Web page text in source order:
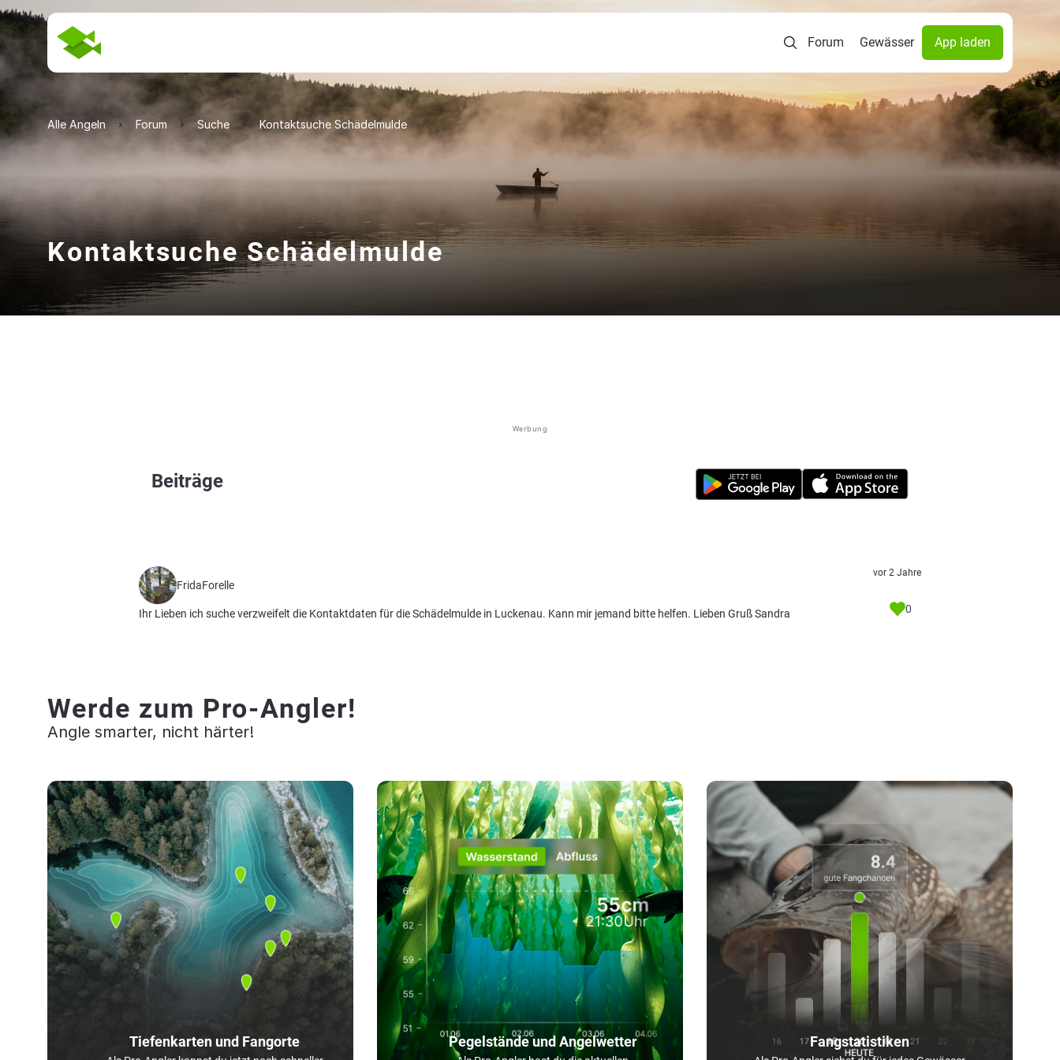
Forum Gewässer App laden
Alle Angeln Forum Suche Kontaktsuche Schädelmulde
Kontaktsuche Schädelmulde
Werbung
Beiträge
FridaForelle
Ihr Lieben ich suche verzweifelt die Kontaktdaten für die Schädelmulde in Luckenau. Kann mir jemand bitte helfen. Lieben Gruß Sandra
vor 2 Jahre
0
Werde zum Pro-Angler!
Angle smarter, nicht härter!
Tiefenkarten und Fangorte Pegelstände und Angelwetter Fangstatistiken